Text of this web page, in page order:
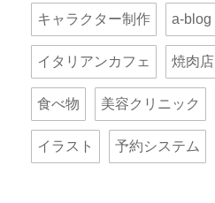
キャラクター制作 a-blog
イタリアンカフェ 焼肉店
食べ物 美容クリニック
イラスト 予約システム